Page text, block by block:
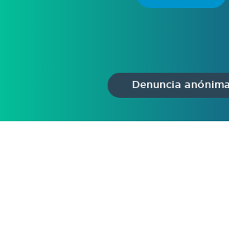
Denuncia anónima